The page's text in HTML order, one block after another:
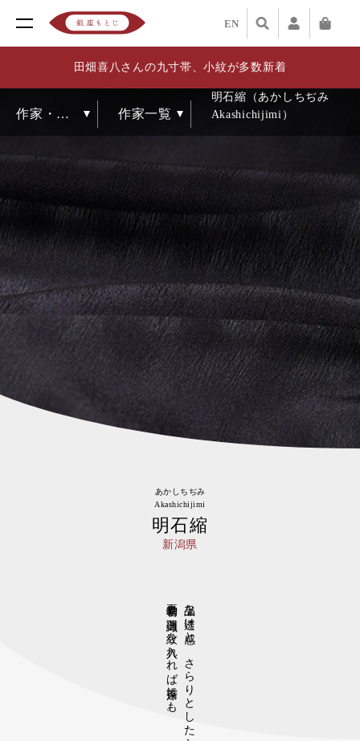
EN
田畑喜八さんの九寸帯、小紋が多数新着
明石縮（あかしちぢみ
Akashichijimi）
あかしちぢみ
Akashichijimi
明石縮
新潟県
上品な透け感と、さらりとしたシャリ感。
夏着物や薄羽織、紋を入れれば茶席にも。